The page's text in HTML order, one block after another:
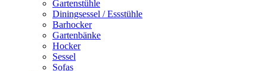
Gartenstühle
Diningsessel / Essstühle
Barhocker
Gartenbänke
Hocker
Sessel
Sofas